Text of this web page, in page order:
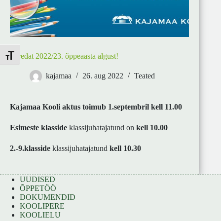
Toggle Font size
Toredat 2022/23. õppeaasta algust!
kajamaa 26. aug 2022 Teated
Kajamaa Kooli aktus toimub 1.septembril kell 11.00
Esimeste klasside klassijuhatajatund on kell 10.00
2.-9.klasside klassijuhatajatund kell 10.30
UUDISED
ÕPPETÖÖ
DOKUMENDID
KOOLIPERE
KOOLIELU